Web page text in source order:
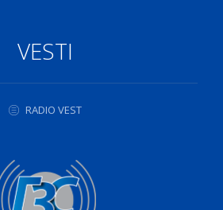
VESTI
RADIO VEST